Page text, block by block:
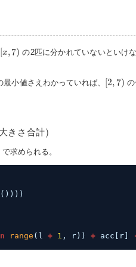
x,7)
[x 7) の2匹に分かれていないといけ
小値さえわかっていれば、 [2, 7)
[2 7) の
き さ 合計)
で求められる。
range (l + 1 , r)) + acc[r]